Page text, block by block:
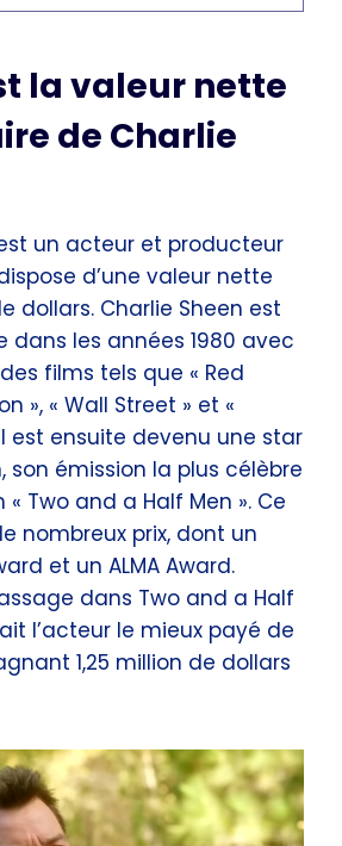
la valeur nette
de Charlie
un acteur et producteur
d’une valeur nette
dollars. Charlie Sheen est
dans les années 1980 avec
films tels que « Red
», « Wall Street » et «
est ensuite devenu une star
son émission la plus célèbre
Two and a Half Men ». Ce
nombreux prix, dont un
et un ALMA Award.
dans Two and a Half
l’acteur le mieux payé de
1,25 million de dollars